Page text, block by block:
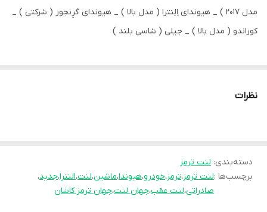
مدل ۲۰۱۷ ) _ هیوندای اِلِنترا ( مدل بالا ) _ هیوندای گرِنجور ( شرکتی ) _
کوراندو ( مدل بالا ) _ جیلی ( شاسی بلند )
نظرات
دسته‌بندی: لنت ترمز
برچسب‌ها :لنت ترمز،ترمز،خودرو،هیوندا،ماشین،لنت،النترا،جدید،
صادراتی،لنت عقب،جهان لنت،جهان ترمز کاشان